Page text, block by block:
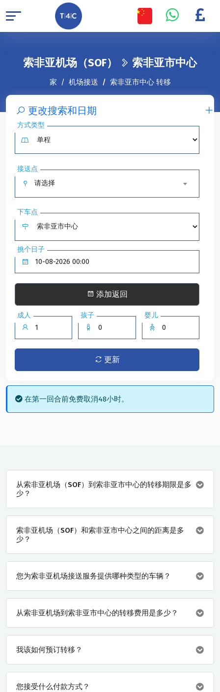
索非亚机场（SOF） 索非亚市中心
家 机场接送 索非亚市中心 转移
更改搜索和日期
方式类型
接送点
请选择
下车点
挑个日子
添加返回
成人 孩子 婴儿
更新
在第一回合前免费取消48小时。
从索非亚机场（SOF）到索非亚市中心的转移期限是多
少？
索非亚机场（SOF）和索非亚市中心之间的距离是多
少？
您为索非亚机场接送服务提供哪种类型的车辆？
从索非亚机场到索非亚市中心的转移费用是多少？
我该如何预订转移？
您接受什么付款方式？